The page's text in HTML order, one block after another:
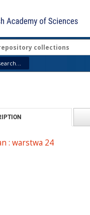
: warstwa 24